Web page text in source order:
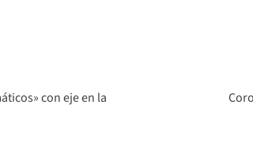
con eje en la